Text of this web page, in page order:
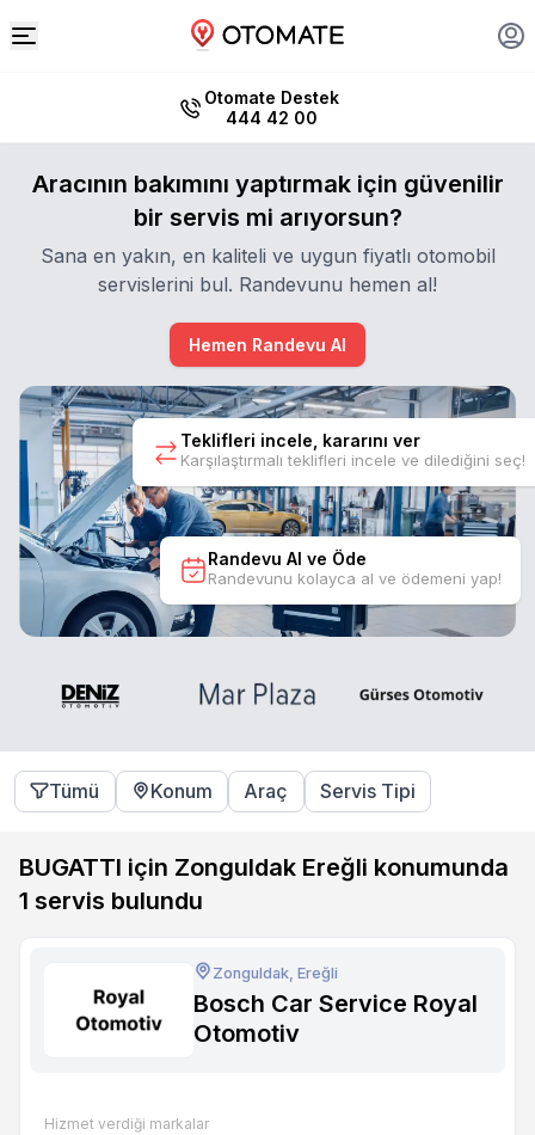
Otomate Destek
444 42 00
Aracının bakımını yaptırmak için güvenilir
bir servis mi arıyorsun?
Sana en yakın, en kaliteli ve uygun fiyatlı otomobil
servislerini bul. Randevunu hemen al!
Hemen Randevu Al
Teklifleri incele, kararını ver
Karşılaştırmalı teklifleri incele ve dilediğini seç!
Randevu Al ve Öde
Randevunu kolayca al ve ödemeni yap!
Tümü Konum Araç Servis Tipi
BUGATTI için Zonguldak Ereğli konumunda
1 servis bulundu
Zonguldak, Ereğli
Bosch Car Service Royal
Otomotiv
Hizmet verdiği markalar